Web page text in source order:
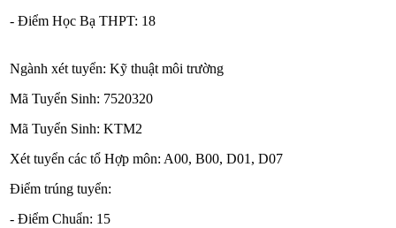
- Điểm Học Bạ THPT: 18
Ngành xét tuyển: Kỹ thuật môi trường
Mã Tuyển Sinh: 7520320
Mã Tuyển Sinh: KTM2
Xét tuyển các tổ Hợp môn: A00, B00, D01, D07
Điểm trúng tuyển:
- Điểm Chuẩn: 15